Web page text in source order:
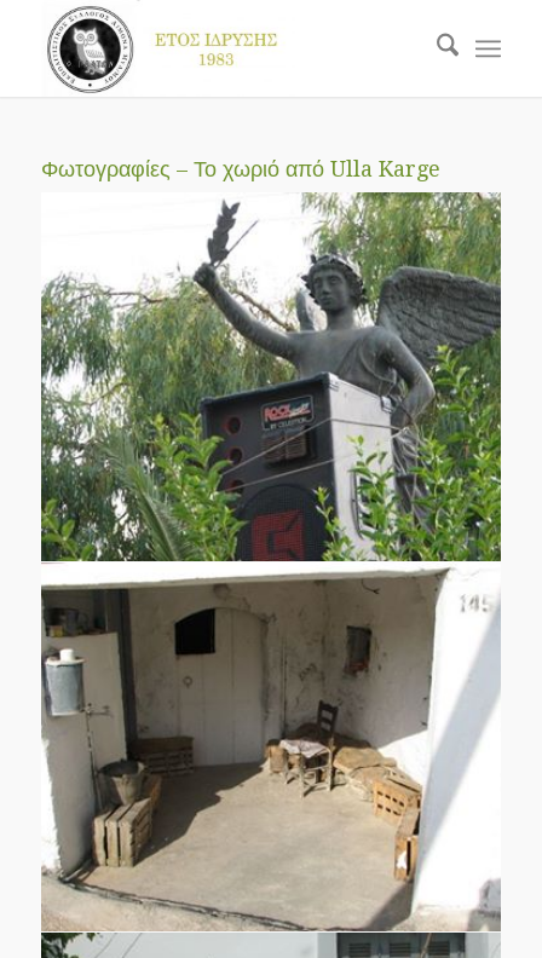
Φωτογραφίες – Το χωριό από Ulla Karge